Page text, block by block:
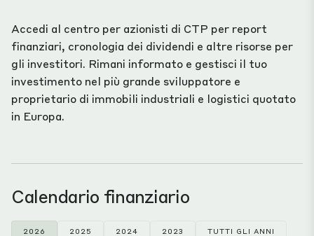
Accedi al centro per azionisti di CTP per report
finanziari, cronologia dei dividendi e altre risorse per
gli investitori. Rimani informato e gestisci il tuo
investimento nel più grande sviluppatore e
proprietario di immobili industriali e logistici quotato
in Europa.
Calendario finanziario
2026 2025 2024 2023 TUTTI GLI ANNI